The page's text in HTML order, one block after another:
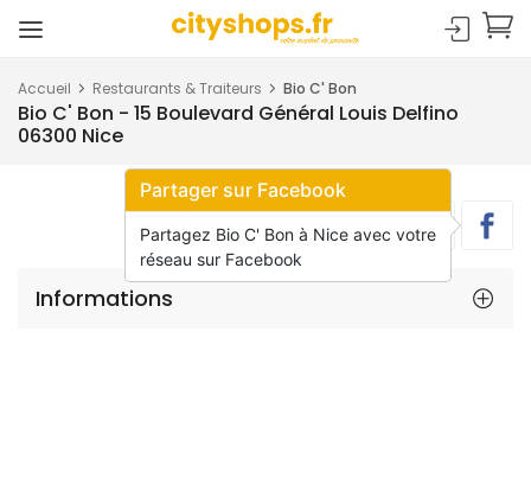
Accueil Restaurants & Traiteurs Bio C' Bon
Bio C' Bon - 15 Boulevard Général Louis Delfino
06300 Nice
Informations
Partager sur Facebook
Partagez Bio C' Bon à Nice avec votre
réseau sur Facebook